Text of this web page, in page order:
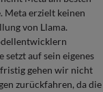
Meta erzielt keinen
von Llama.
auf sein eigenes
gehen wir nicht
zurückfahren, da die